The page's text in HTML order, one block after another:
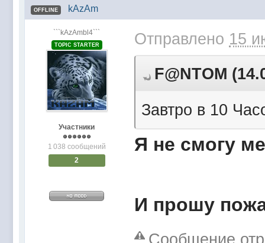
OFFLINE kAzAm
```kAzAmbl4```
TOPIC STARTER
Участники
1 038 сообщений
2
Отправлено 15
F@NTOM
Завтро в 10
Я не смогу
И прошу
Сообщение